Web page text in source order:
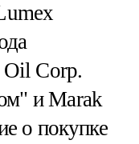
Oil Corp.
и Marak
о покупке